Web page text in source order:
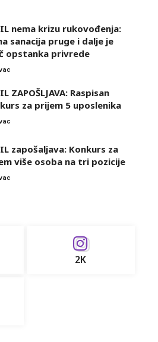
nema krizu rukovođenja:
sanacija pruge i dalje je
opstanka privrede
ZAPOŠLJAVA: Raspisan
za prijem 5 uposlenika
zapošaljava: Konkurs za
više osoba na tri pozicije
2K